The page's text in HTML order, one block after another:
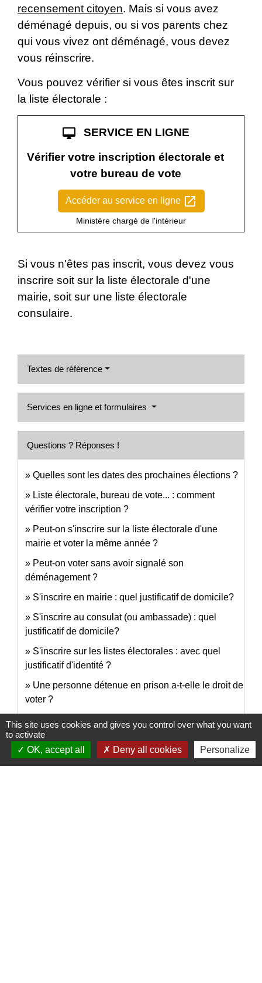
recensement citoyen. Mais si vous avez
déménagé depuis, ou si vos parents chez
qui vous vivez ont déménagé, vous devez
vous réinscrire.
Vous pouvez vérifier si vous êtes inscrit sur
la liste électorale :
desktop_mac
SERVICE EN LIGNE
Vérifier votre inscription électorale et
votre bureau de vote
Accéder au service en ligne open_in_new
Ministère chargé de l'intérieur
Si vous n'êtes pas inscrit, vous devez vous
inscrire soit sur la liste électorale d'une
mairie, soit sur une liste électorale
consulaire.
Textes de référence
Services en ligne et formulaires
Questions ? Réponses !
Quelles sont les dates des prochaines élections ?
Liste électorale, bureau de vote... : comment
vérifier votre inscription ?
Peut-on s'inscrire sur la liste électorale d'une
mairie et voter la même année ?
Peut-on voter sans avoir signalé son
déménagement ?
S'inscrire en mairie : quel justificatif de domicile?
S'inscrire au consulat (ou ambassade) : quel
justificatif de domicile?
S'inscrire sur les listes électorales : avec quel
justificatif d'identité ?
Une personne détenue en prison a-t-elle le droit de
voter ?
Et aussi
This site uses cookies and gives you control over what you want
to activate
OK, accept all
Deny all cookies Personalize